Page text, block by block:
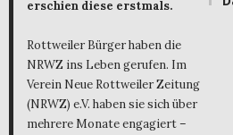
erschien diese erstmals.
Rottweiler Bürger haben die
NRWZ ins Leben gerufen. Im
Verein Neue Rottweiler Zeitung
(NRWZ) e.V. haben sie sich über
mehrere Monate engagiert –